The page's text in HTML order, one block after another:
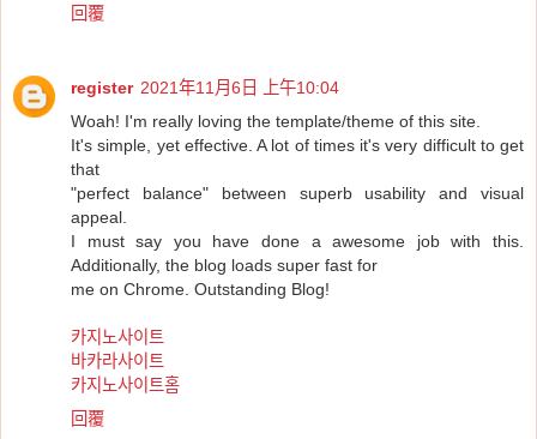
回覆
register 2021年11月6日 上午10:04
Woah! I'm really loving the template/theme of this site.
It's simple, yet effective. A lot of times it's very difficult to get
that
"perfect balance" between superb usability and visual
appeal.
I must say you have done a awesome job with this.
Additionally, the blog loads super fast for
me on Chrome. Outstanding Blog!
카지노사이트
바카라사이트
카지노사이트홈
回覆